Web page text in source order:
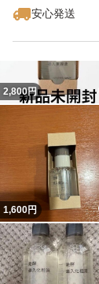
安心発送
2,800円
1,600円